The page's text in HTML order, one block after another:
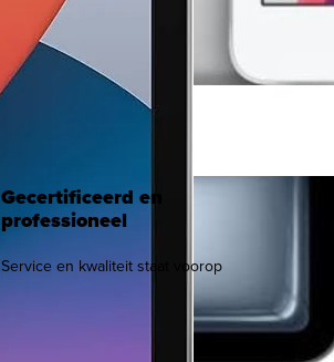
Gecertificeerd en
professioneel
Service en kwaliteit staat voorop